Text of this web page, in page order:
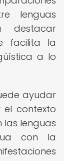
lenguas
destacar
facilita la
a lo
ayudar
contexto
las lenguas
con la